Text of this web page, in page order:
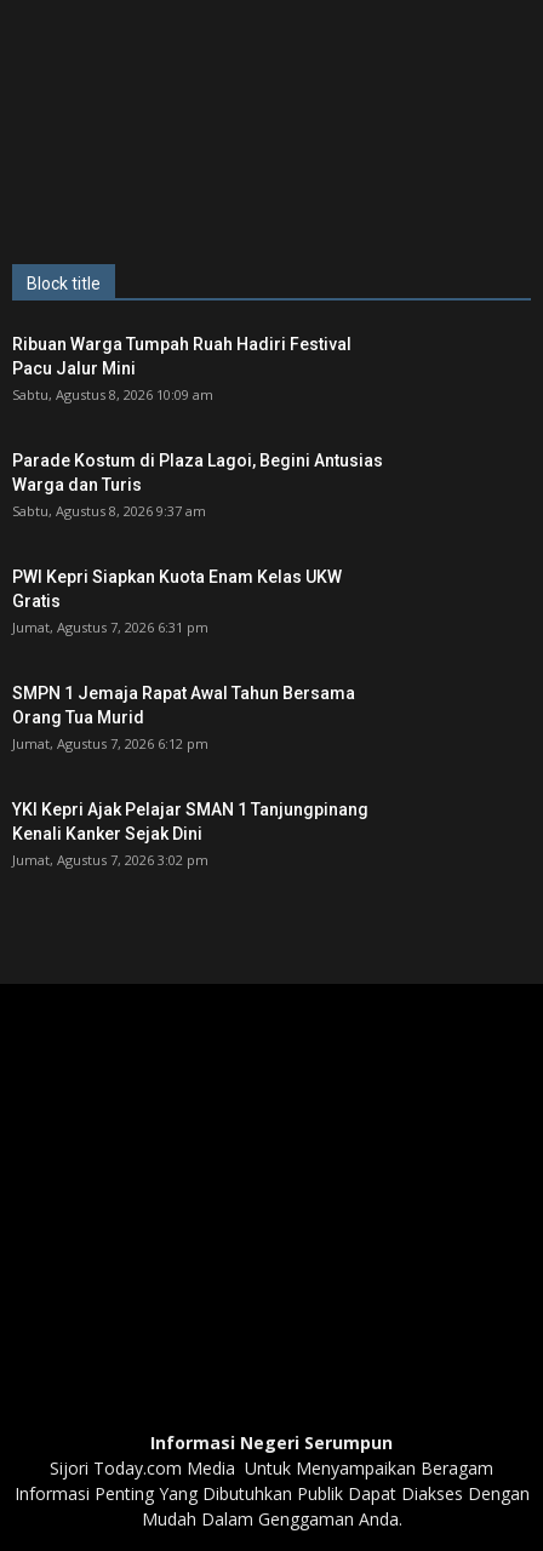
Block title
Ribuan Warga Tumpah Ruah Hadiri Festival
Pacu Jalur Mini
Sabtu, Agustus 8, 2026 10:09 am
Parade Kostum di Plaza Lagoi, Begini Antusias
Warga dan Turis
Sabtu, Agustus 8, 2026 9:37 am
PWI Kepri Siapkan Kuota Enam Kelas UKW
Gratis
Jumat, Agustus 7, 2026 6:31 pm
SMPN 1 Jemaja Rapat Awal Tahun Bersama
Orang Tua Murid ‎
Jumat, Agustus 7, 2026 6:12 pm
YKI Kepri Ajak Pelajar SMAN 1 Tanjungpinang
Kenali Kanker Sejak Dini
Jumat, Agustus 7, 2026 3:02 pm
Informasi Negeri Serumpun
Sijori Today.com Media Untuk Menyampaikan Beragam
Informasi Penting Yang Dibutuhkan Publik Dapat Diakses Dengan
Mudah Dalam Genggaman Anda.